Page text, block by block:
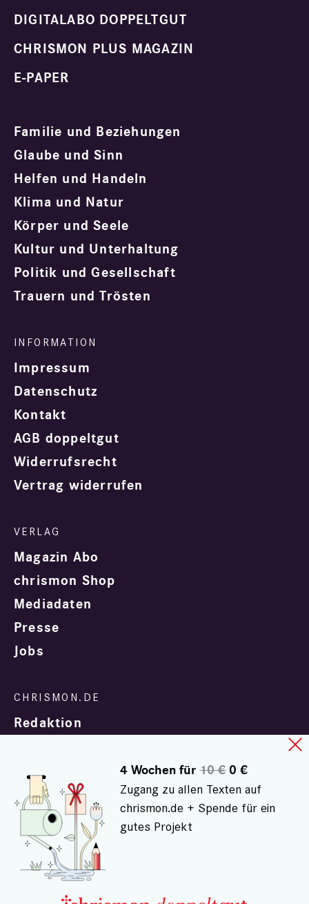
DIGITALABO DOPPELTGUT
CHRISMON PLUS MAGAZIN
E-PAPER
Familie und Beziehungen
Glaube und Sinn
Helfen und Handeln
Klima und Natur
Körper und Seele
Kultur und Unterhaltung
Politik und Gesellschaft
Trauern und Trösten
Impressum
Datenschutz
Kontakt
AGB doppeltgut
Widerrufsrecht
Vertrag widerrufen
Magazin Abo
chrismon Shop
Mediadaten
Presse
Jobs
Redaktion
In Zusammenarbeit mit
© chrismon.de 2001 - 2026
Alle Rechte vorbehalten.
4 Wochen für10 €0 €
Zugang zu allen Texten auf
chrismon.de + Spende für ein
gutes Projekt